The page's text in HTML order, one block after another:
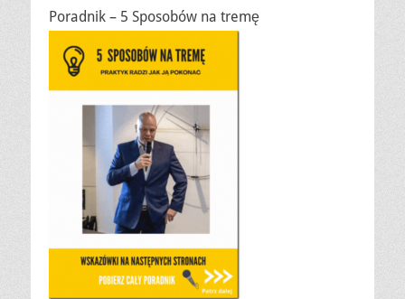
Poradnik – 5 Sposobów na tremę